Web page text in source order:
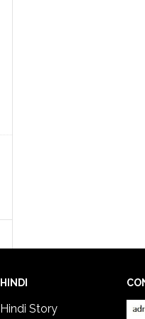
HINDI
Hindi Story